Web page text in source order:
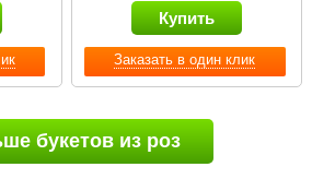
Заказать в один клик
Купить
букетов из роз